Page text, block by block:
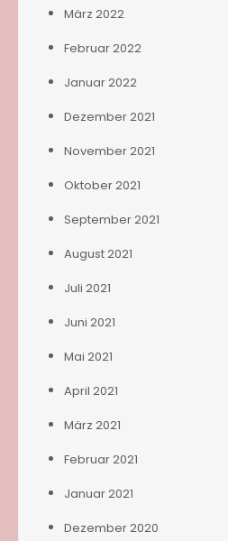
März 2022
Februar 2022
Januar 2022
Dezember 2021
November 2021
Oktober 2021
September 2021
August 2021
Juli 2021
Juni 2021
Mai 2021
April 2021
März 2021
Februar 2021
Januar 2021
Dezember 2020